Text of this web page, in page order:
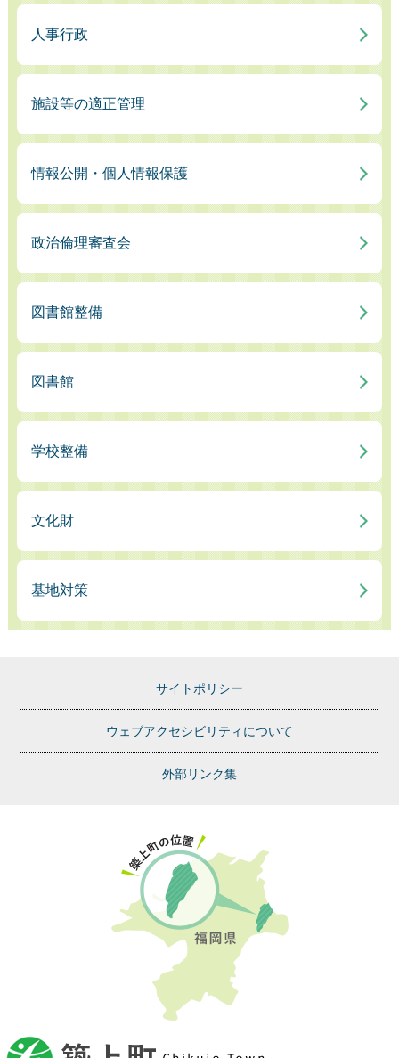
人事行政
施設等の適正管理
情報公開・個人情報保護
政治倫理審査会
図書館整備
図書館
学校整備
文化財
基地対策
サイトポリシー
ウェブアクセシビリティについて
外部リンク集